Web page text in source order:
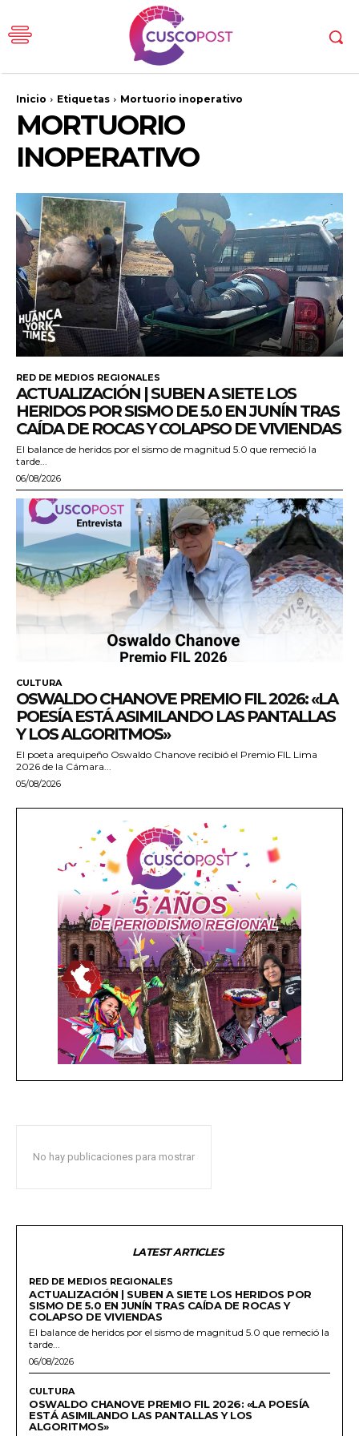
Inicio Etiquetas Mortuorio inoperativo
MORTUORIO
INOPERATIVO
RED DE MEDIOS REGIONALES
ACTUALIZACIÓN | SUBEN A SIETE LOS
HERIDOS POR SISMO DE 5.0 EN JUNÍN TRAS
CAÍDA DE ROCAS Y COLAPSO DE VIVIENDAS
El balance de heridos por el sismo de magnitud 5.0 que remeció la
tarde...
06/08/2026
CULTURA
OSWALDO CHANOVE PREMIO FIL 2026: «LA
POESÍA ESTÁ ASIMILANDO LAS PANTALLAS
Y LOS ALGORITMOS»
El poeta arequipeño Oswaldo Chanove recibió el Premio FIL Lima
2026 de la Cámara...
05/08/2026
No hay publicaciones para mostrar
LATEST ARTICLES
RED DE MEDIOS REGIONALES
ACTUALIZACIÓN | SUBEN A SIETE LOS HERIDOS POR
SISMO DE 5.0 EN JUNÍN TRAS CAÍDA DE ROCAS Y
COLAPSO DE VIVIENDAS
El balance de heridos por el sismo de magnitud 5.0 que remeció la
tarde...
06/08/2026
CULTURA
OSWALDO CHANOVE PREMIO FIL 2026: «LA POESÍA
ESTÁ ASIMILANDO LAS PANTALLAS Y LOS
ALGORITMOS»